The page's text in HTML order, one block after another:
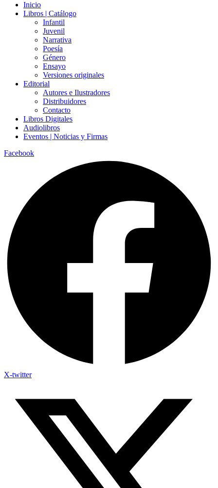
Inicio
Libros | Catálogo
Infantil
Juvenil
Narrativa
Poesía
Género
Ensayo
Versiones originales
Editorial
Autores e Ilustradores
Distribuidores
Contacto
Libros Digitales
Audiolibros
Eventos | Noticias y Firmas
Facebook
X-twitter